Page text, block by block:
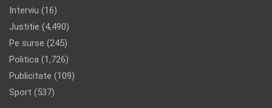
Interviu (16)
Justitie (4,490)
Pe surse (245)
Politica (1,726)
Publicitate (109)
Sport (537)